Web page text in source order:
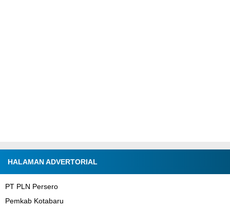
HALAMAN ADVERTORIAL
PT PLN Persero
Pemkab Kotabaru